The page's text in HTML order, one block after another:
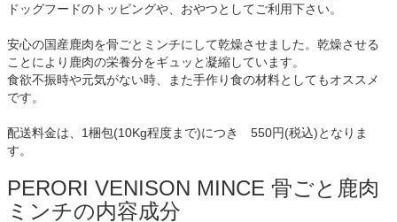
ドッグフードのトッピングや、おやつとしてご利用下さい。
安心の国産鹿肉を骨ごとミンチにして乾燥させました。乾燥させる
ことにより鹿肉の栄養分をギュッと凝縮しています。
食欲不振時や元気がない時、また手作り食の材料としてもオススメ
です。
配送料金は、1梱包(10Kg程度まで)につき 550円(税込)となりま
す。
PERORI VENISON MINCE 骨ごと鹿肉
ミンチの内容成分